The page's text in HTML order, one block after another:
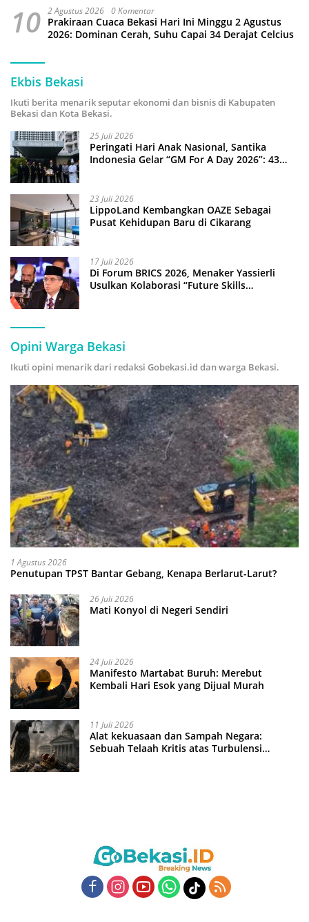
10 2 Agustus 2026 0 Komentar
Prakiraan Cuaca Bekasi Hari Ini Minggu 2 Agustus
2026: Dominan Cerah, Suhu Capai 34 Derajat Celcius
Ekbis Bekasi
Ikuti berita menarik seputar ekonomi dan bisnis di Kabupaten
Bekasi dan Kota Bekasi.
25 Juli 2026
Peringati Hari Anak Nasional, Santika
Indonesia Gelar “GM For A Day 2026”: 43
23 Juli 2026
LippoLand Kembangkan OAZE Sebagai
Pusat Kehidupan Baru di Cikarang
17 Juli 2026
Di Forum BRICS 2026, Menaker Yassierli
Usulkan Kolaborasi “Future Skills
Opini Warga Bekasi
Ikuti opini menarik dari redaksi Gobekasi.id dan warga Bekasi.
1 Agustus 2026
Penutupan TPST Bantar Gebang, Kenapa Berlarut-Larut?
26 Juli 2026
Mati Konyol di Negeri Sendiri
24 Juli 2026
Manifesto Martabat Buruh: Merebut
Kembali Hari Esok yang Dijual Murah
11 Juli 2026
Alat kekuasaan dan Sampah Negara:
Sebuah Telaah Kritis atas Turbulensi